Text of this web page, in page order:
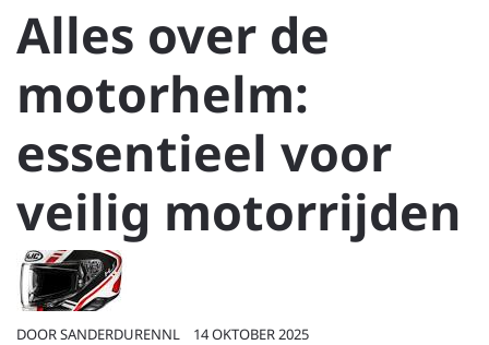
Alles over de
motorhelm:
essentieel voor
veilig motorrijden
DOORSANDERDURENNL 14 OKTOBER 2025